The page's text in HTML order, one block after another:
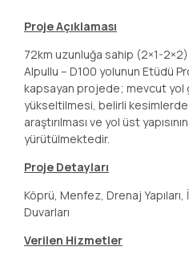
Proje Açıklaması
72km uzunluğa sahip (2×1-
Alpullu – D100 yolunun Etüdü
kapsayan projede; mevcut yol
yükseltilmesi, belirli
araştırılması ve yol üst
yürütülmektedir.
Proje Detayları
Köprü, Menfez, Drenaj
Duvarları
Verilen Hizmetler